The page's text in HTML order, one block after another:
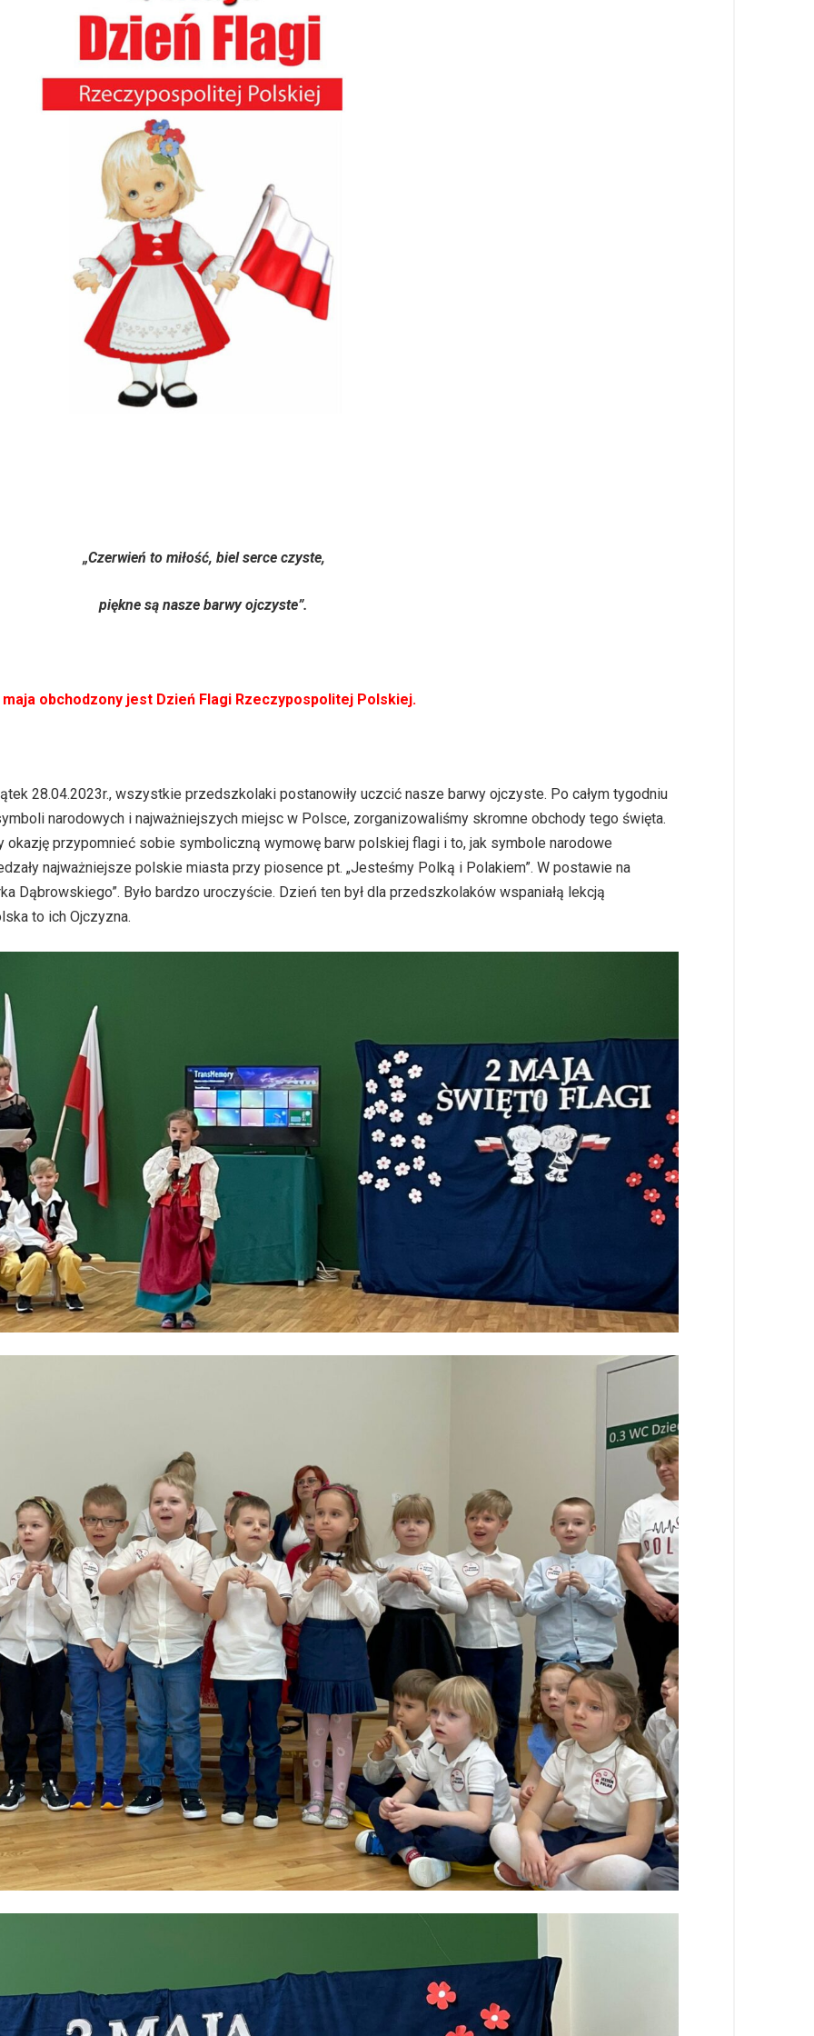
„Czerwień to miłość, biel serce czyste,
piękne są nasze barwy ojczyste”.
maja obchodzony jest Dzień Flagi Rzeczypospolitej Polskiej.
28.04.2023r., wszystkie przedszkolaki postanowiły uczcić nasze barwy ojczyste. Po całym tygodniu
narodowych i najważniejszych miejsc w Polsce, zorganizowaliśmy skromne obchody tego święta.
przypomnieć sobie symboliczną wymowę barw polskiej flagi i to, jak symbole narodowe
najważniejsze polskie miasta przy piosence pt. „Jesteśmy Polką i Polakiem”. W postawie na
Dąbrowskiego”. Było bardzo uroczyście. Dzień ten był dla przedszkolaków wspaniałą lekcją
to ich Ojczyzna.